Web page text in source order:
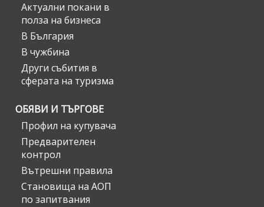
Актуални покани в
полза на бизнеса
В България
В чужбина
Други събития в
сферата на туризма
ОБЯВИ И ТЪРГОВЕ
Профил на купувача
Предварителен
контрол
Вътрешни правила
Становища на АОП
по запитвания